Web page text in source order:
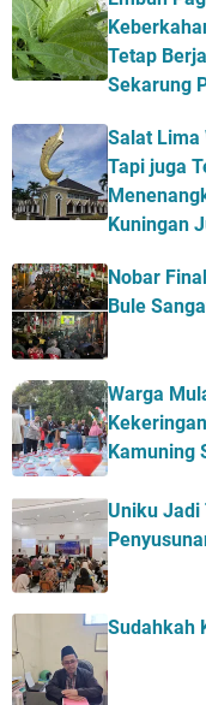
Tetap
Sekarung
Salat Lima
Tapi juga
Kuningan
Nobar
Bule
Warga
Kamuning
Uniku Jadi
Sudahkah